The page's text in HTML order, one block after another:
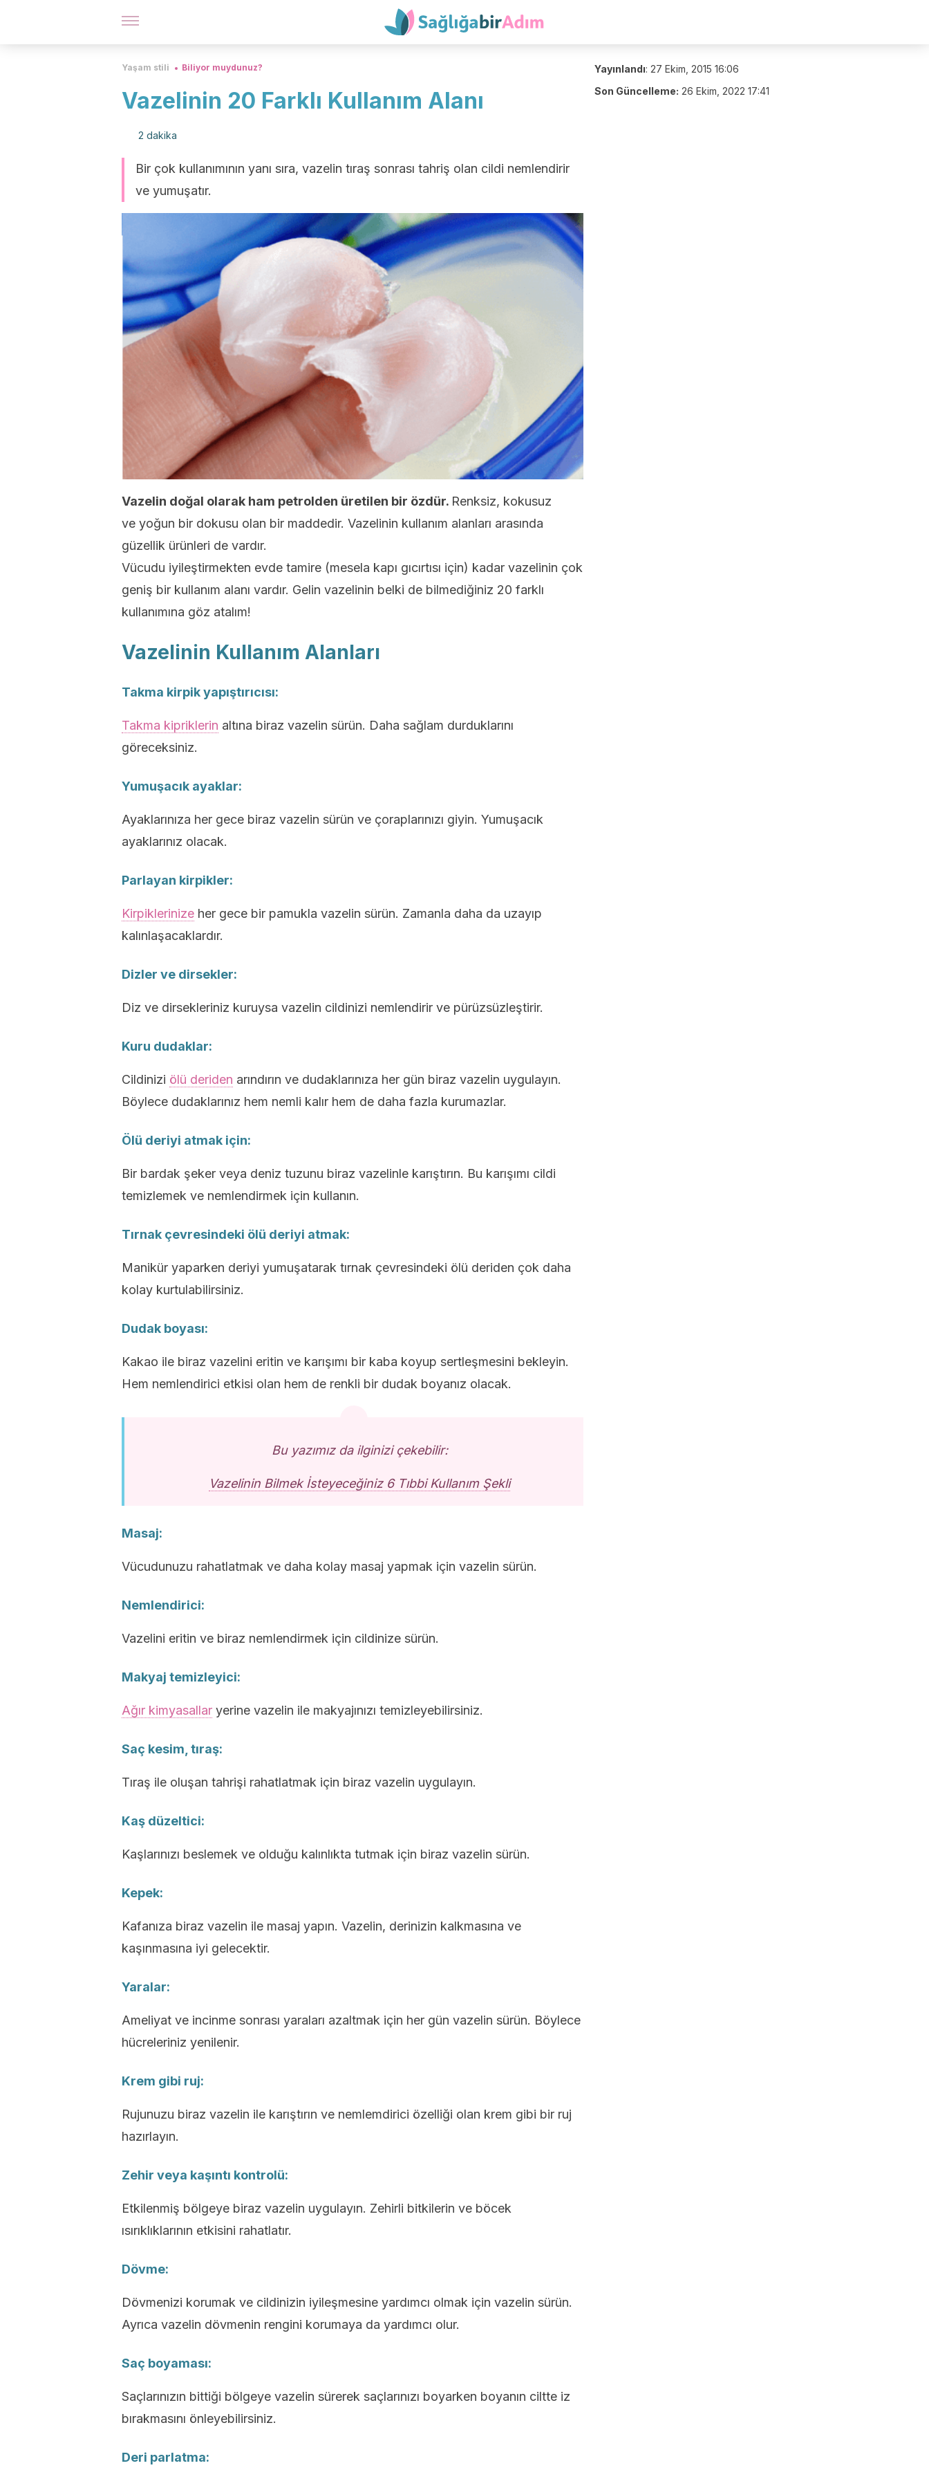
Yaşam stili Biliyor muydunuz?
Vazelinin 20 Farklı Kullanım Alanı
2 dakika
Bir çok kullanımının yanı sıra, vazelin tıraş sonrası tahriş olan cildi nemlendirir
ve yumuşatır.
Vazelin doğal olarak ham petrolden üretilen bir özdür. Renksiz, kokusuz
ve yoğun bir dokusu olan bir maddedir. Vazelinin kullanım alanları arasında
güzellik ürünleri de vardır.
Vücudu iyileştirmekten evde tamire (mesela kapı gıcırtısı için) kadar vazelinin çok
geniş bir kullanım alanı vardır. Gelin vazelinin belki de bilmediğiniz 20 farklı
kullanımına göz atalım!
Vazelinin Kullanım Alanları
Takma kirpik yapıştırıcısı:
Takma kipriklerin altına biraz vazelin sürün. Daha sağlam durduklarını
göreceksiniz.
Yumuşacık ayaklar:
Ayaklarınıza her gece biraz vazelin sürün ve çoraplarınızı giyin. Yumuşacık
ayaklarınız olacak.
Parlayan kirpikler:
Kirpiklerinize her gece bir pamukla vazelin sürün. Zamanla daha da uzayıp
kalınlaşacaklardır.
Dizler ve dirsekler:
Diz ve dirsekleriniz kuruysa vazelin cildinizi nemlendirir ve pürüzsüzleştirir.
Kuru dudaklar:
Cildinizi ölü deriden arındırın ve dudaklarınıza her gün biraz vazelin uygulayın.
Böylece dudaklarınız hem nemli kalır hem de daha fazla kurumazlar.
Ölü deriyi atmak için:
Bir bardak şeker veya deniz tuzunu biraz vazelinle karıştırın. Bu karışımı cildi
temizlemek ve nemlendirmek için kullanın.
Tırnak çevresindeki ölü deriyi atmak:
Manikür yaparken deriyi yumuşatarak tırnak çevresindeki ölü deriden çok daha
kolay kurtulabilirsiniz.
Dudak boyası:
Kakao ile biraz vazelini eritin ve karışımı bir kaba koyup sertleşmesini bekleyin.
Hem nemlendirici etkisi olan hem de renkli bir dudak boyanız olacak.
Bu yazımız da ilginizi çekebilir:
Vazelinin Bilmek İsteyeceğiniz 6 Tıbbi Kullanım Şekli
Masaj:
Vücudunuzu rahatlatmak ve daha kolay masaj yapmak için vazelin sürün.
Nemlendirici:
Vazelini eritin ve biraz nemlendirmek için cildinize sürün.
Makyaj temizleyici:
Ağır kimyasallar yerine vazelin ile makyajınızı temizleyebilirsiniz.
Saç kesim, tıraş:
Tıraş ile oluşan tahrişi rahatlatmak için biraz vazelin uygulayın.
Kaş düzeltici:
Kaşlarınızı beslemek ve olduğu kalınlıkta tutmak için biraz vazelin sürün.
Kepek:
Kafanıza biraz vazelin ile masaj yapın. Vazelin, derinizin kalkmasına ve
kaşınmasına iyi gelecektir.
Yaralar:
Ameliyat ve incinme sonrası yaraları azaltmak için her gün vazelin sürün. Böylece
hücreleriniz yenilenir.
Krem gibi ruj:
Rujunuzu biraz vazelin ile karıştırın ve nemlemdirici özelliği olan krem gibi bir ruj
hazırlayın.
Zehir veya kaşıntı kontrolü:
Etkilenmiş bölgeye biraz vazelin uygulayın. Zehirli bitkilerin ve böcek
ısırıklıklarının etkisini rahatlatır.
Dövme:
Dövmenizi korumak ve cildinizin iyileşmesine yardımcı olmak için vazelin sürün.
Ayrıca vazelin dövmenin rengini korumaya da yardımcı olur.
Saç boyaması:
Saçlarınızın bittiği bölgeye vazelin sürerek saçlarınızı boyarken boyanın ciltte iz
bırakmasını önleyebilirsiniz.
Deri parlatma:
Yayınlandı: 27 Ekim, 2015 16:06
Son Güncelleme: 26 Ekim, 2022 17:41